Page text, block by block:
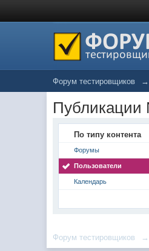
Форум тестировщиков →
Публикации
По типу контента
Форумы
Пользователи
Календарь
Форум тестировщиков →